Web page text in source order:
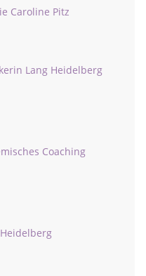
Caroline Pitz
Lang Heidelberg
Coaching